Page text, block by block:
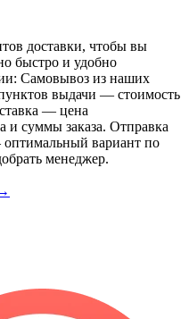
доставки, чтобы вы
быстро и удобно
Самовывоз из наших
выдачи — стоимость
— цена
и суммы заказа. Отправка
вариант по
менеджер.